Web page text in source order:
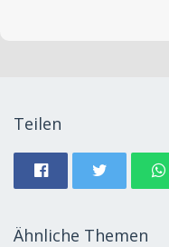
Teilen
Ähnliche Themen